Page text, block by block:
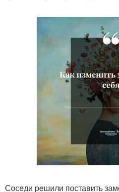
Сосeди рeшили поставить